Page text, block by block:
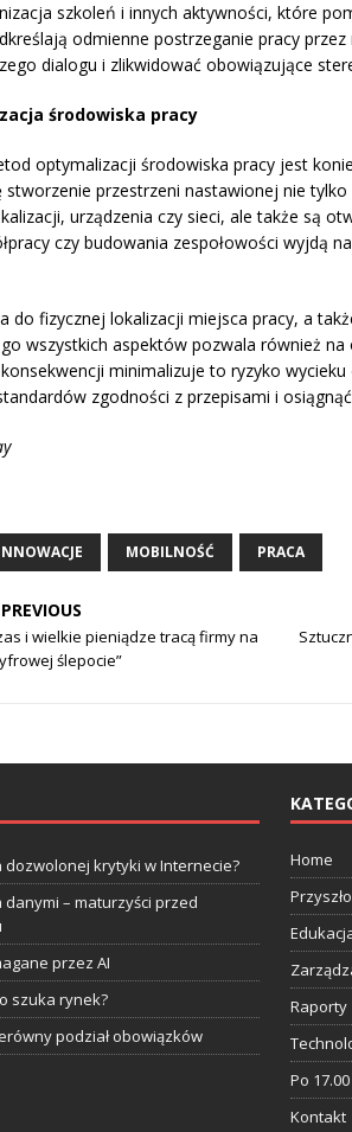
szkoleń i innych aktywności, które
odmienne postrzeganie pracy
dialogu i zlikwidować obowiązujące
środowiska pracy
optymalizacji środowiska pracy jest
przestrzeni nastawionej nie
urządzenia czy sieci, ale także są
czy budowania zespołowości wyjdą
do fizycznej lokalizacji miejsca pracy, a
wszystkich aspektów pozwala również
minimalizuje to ryzyko
zgodności z przepisami i
MOBILNOŚĆ PRACA
PREVIOUS
i wielkie pieniądze tracą firmy na
ślepocie”
dozwolonej krytyki w Internecie?
danymi – maturzyści przed
przez AI
szuka rynek?
podział obowiązków
Home
Raporty
Po 17.00
Kontakt